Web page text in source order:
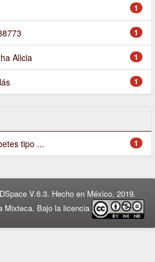
1
1
1
Alicia
1
1
tipo ...
V.6.3. Hecho en México, 2019.
Mixteca. Bajo la licencia